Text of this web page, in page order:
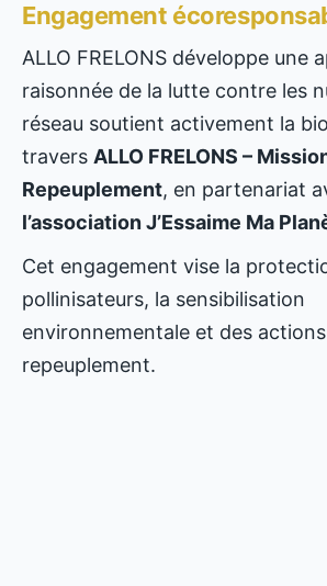
Engagement
ALLO FRELONS développe une
raisonnée de la lutte contre les
réseau soutient activement la
travers ALLO FRELONS –
Repeuplement, en partenariat
l’association J’Essaime Ma
Cet engagement vise la
pollinisateurs, la sensibilisation
environnementale et des
repeuplement.